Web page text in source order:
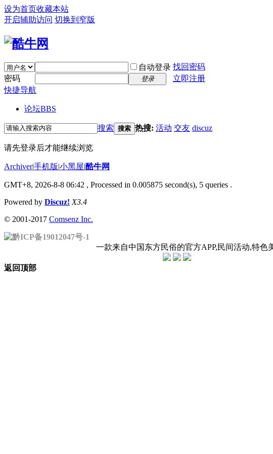
设为首页收藏本站
开启辅助访问 切换到窄版
自动登录 找回密码
密码
登录
立即注册
快捷导航
论坛BBS
搜索 搜索 热搜: 活动 交友 discuz
请先登录后才能继续浏览
Archiver|手机版|小黑屋|酷牛网
GMT+8, 2026-8-8 06:42 , Processed in 0.005875 second(s), 5 queries .
Powered by Discuz! X3.4
© 2001-2017 Comsenz Inc.
黔ICP备19012047号-1
一款来自中国东方民俗的官方APP,民间活动,特
返回顶部